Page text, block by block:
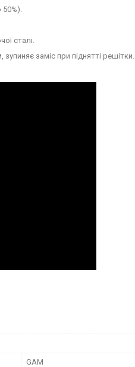
50%).
сталі.
заміс при піднятті решітки.
GAM